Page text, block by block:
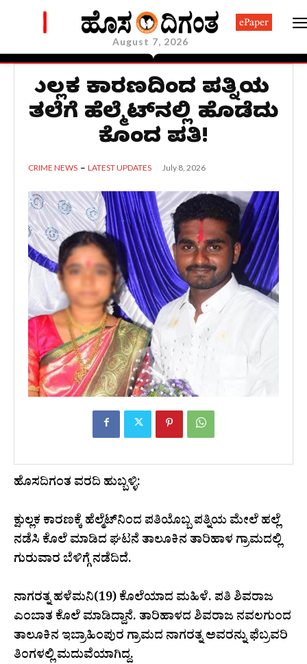
August 7, 2026
ePaper
ಕ್ಷುಲ್ಲಕ ಕಾರಣದಿಂದ ಪತ್ನಿಯ
ತಲೆಗೆ ಹೆಲ್ಮೆಟ್‌ನಲ್ಲಿ ಹೊಡೆದು
ಕೊಂದ ಪತಿ!
CRIME NEWS LATEST UPDATES July 8, 2026
ಹೊಸದಿಗಂತ ವರದಿ ಹುಬ್ಬಳ್ಳಿ:
ಕ್ಷುಲ್ಲಕ ಕಾರಣಕ್ಕೆ ಹೆಲ್ಮೆಟ್‌ನಿಂದ ಪತಿಯೊಬ್ಬ ಪತ್ನಿಯ ಮೇಲೆ ಹಲ್ಲೆ
ನಡೆಸಿ ಕೊಲೆ ಮಾಡಿದ ಘಟನೆ ತಾಲೂಕಿನ ತಾರಿಹಾಳ ಗ್ರಾಮದಲ್ಲಿ
ಗುರುವಾರ ಬೆಳಿಗ್ಗೆ ನಡೆದಿದೆ.
ನಾಗರತ್ನ ಹಳೆಮನಿ(19) ಕೊಲೆಯಾದ ಮಹಿಳೆ. ಪತಿ ಶಿವರಾಜ
ಎಂಬಾತ ಕೊಲೆ ಮಾಡಿದ್ದಾನೆ. ತಾರಿಹಾಳದ ಶಿವರಾಜ ನವಲಗುಂದ
ತಾಲೂಕಿನ ಇಬ್ರಾಹಿಂಪುರ ಗ್ರಾಮದ ನಾಗರತ್ನ ಅವರನ್ನು ಫೆಬ್ರವರಿ
ತಿಂಗಳಲ್ಲಿ ಮದುವೆಯಾಗಿದ್ದ.